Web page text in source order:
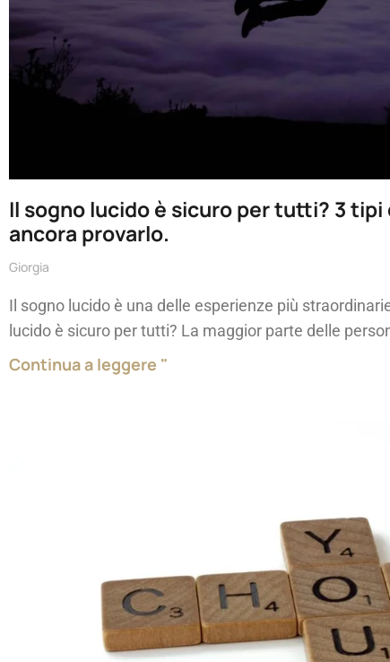
Il sogno lucido è sicuro per tutti? 3
ancora provarlo.
Giorgia
Il sogno lucido è una delle esperienze più
lucido è sicuro per tutti? La maggior parte delle
Continua a leggere "